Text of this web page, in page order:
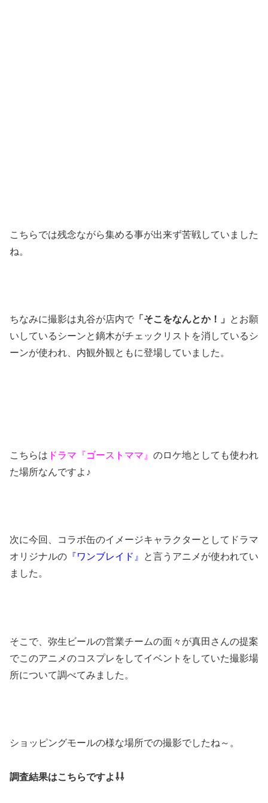
こちらでは残念ながら集める事が出来ず苦戦していました
ね。
ちなみに撮影は丸谷が店内で 「そこをなんとか！」
とお願
いしているシーンと鏑木がチェックリストを消しているシ
ーンが使われ、内観外観ともに登場していました。
こちらは ドラマ『ゴーストママ』 のロケ地としても使われ
た場所なんですよ♪
次に今回、コラボ缶のイメージキャラクターとしてドラマ
オリジナルの 『ワンブレイド』
と言うアニメが使われてい
ました。
そこで、弥生ビールの営業チームの面々が真田さんの提案
でこのアニメのコスプレをしてイベントをしていた撮影場
所について調べてみました。
ショッピングモールの様な場所での撮影でしたね～。
調査結果はこちらですよ⇩⇩